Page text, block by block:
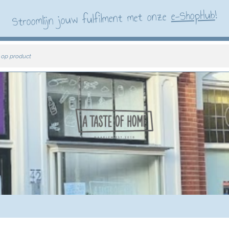
Stroomlijn jouw fulfilment met onzee-ShopHub!
op product